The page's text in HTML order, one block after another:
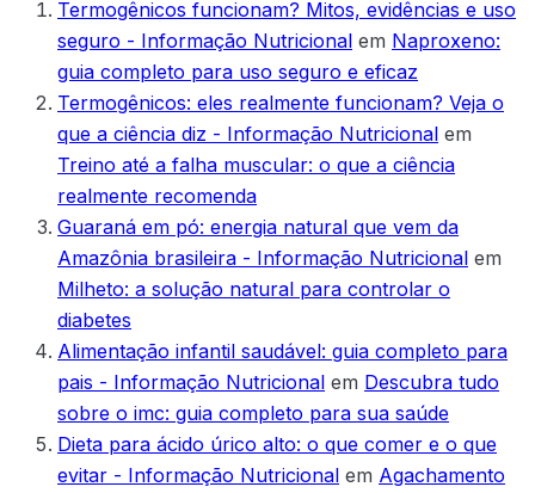
Termogênicos funcionam? Mitos, evidências e uso
seguro - Informação Nutricional em Naproxeno:
guia completo para uso seguro e eficaz
Termogênicos: eles realmente funcionam? Veja o
que a ciência diz - Informação Nutricional em
Treino até a falha muscular: o que a ciência
realmente recomenda
Guaraná em pó: energia natural que vem da
Amazônia brasileira - Informação Nutricional em
Milheto: a solução natural para controlar o
diabetes
Alimentação infantil saudável: guia completo para
pais - Informação Nutricional em Descubra tudo
sobre o imc: guia completo para sua saúde
Dieta para ácido úrico alto: o que comer e o que
evitar - Informação Nutricional em Agachamento